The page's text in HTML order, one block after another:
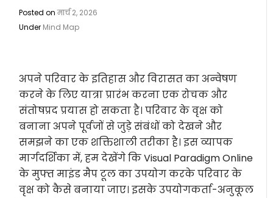
Posted onमार्च 2, 2026
Under Mind Map
अपने परिवार के इतिहास और विरासत का अन्वेषण
करने के लिए यात्रा प्रारंभ करना एक रोचक और
संतोषप्रद प्रयास हो सकता है। परिवार के वृक्ष को
बनाना अपने पूर्वजों से जुड़े संबंधों को देखने और
समझने का एक शक्तिशाली तरीका है। इस व्यापक
मार्गदर्शिका में, हम देखेंगे कि Visual Paradigm Online
के मुफ्त माइंड मैप टूल का उपयोग करके परिवार के
वृक्ष को कैसे बनाया जाए। इसके उपयोगकर्ता-अनुकूल